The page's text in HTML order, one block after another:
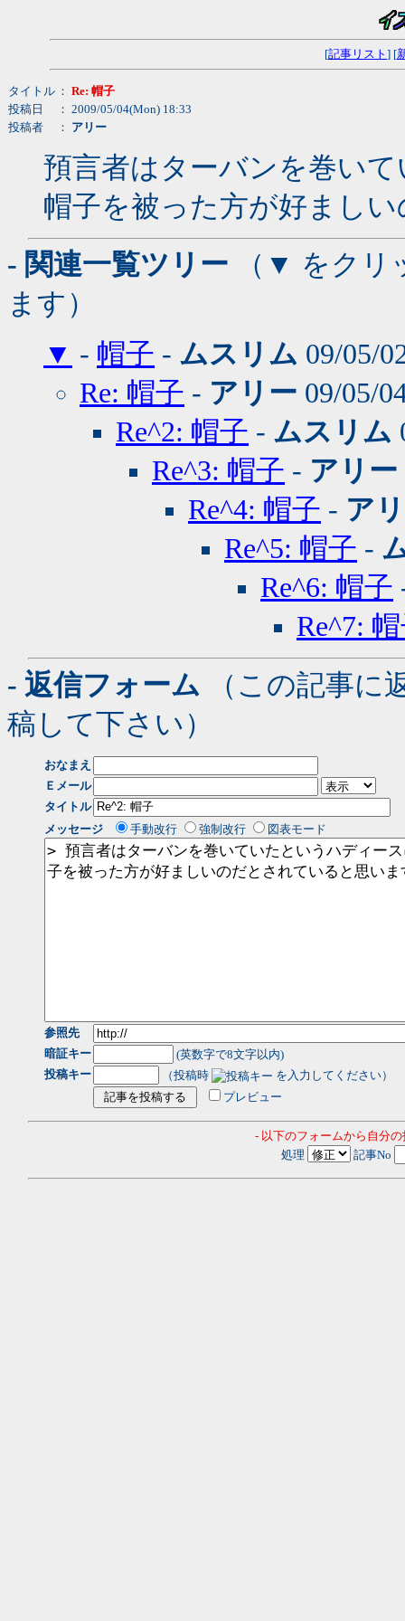
[記事リスト ] [
タイトル ： Re: 帽子
投稿日
： 2009/05/04(Mon) 18:33
投稿者
： アリー
預言者はターバンを巻い
帽子を被った方が好まし
- 関連一覧ツリー （▼ をクリ
ます）
▼ - 帽子 - ムスリム 09/05/
Re: 帽子 - アリー 09/05/
Re^2: 帽子 - ムスリム
Re^3: 帽子 - アリー
Re^4: 帽子 - ア
Re^5: 帽子 -
Re^6: 帽子
Re^7:
- 返信フォーム （この記事に
稿して下さい）
おなまえ
Ｅメール
タイトル
メッセージ
手動改行 強制改行 図表モード
参照先
暗証キー
(英数字で8文字以内)
投稿キー
（投稿時
を入力してください）
プレビュー
- 以下のフォームから自分
処理
記事No